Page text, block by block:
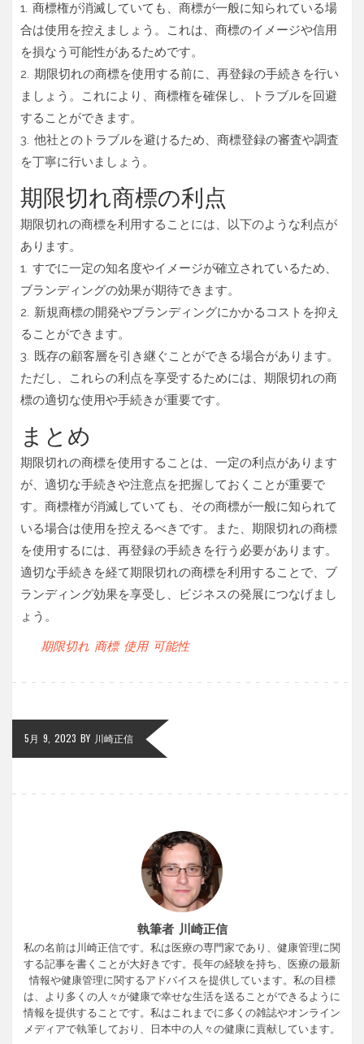
1. 商標権が消滅していても、商標が一般に知られている場
合は使用を控えましょう。これは、商標のイメージや信用
を損なう可能性があるためです。
2. 期限切れの商標を使用する前に、再登録の手続きを行い
ましょう。これにより、商標権を確保し、トラブルを回避
することができます。
3. 他社とのトラブルを避けるため、商標登録の審査や調査
を丁寧に行いましょう。
期限切れ商標の利点
期限切れの商標を利用することには、以下のような利点が
あります。
1. すでに一定の知名度やイメージが確立されているため、
ブランディングの効果が期待できます。
2. 新規商標の開発やブランディングにかかるコストを抑え
ることができます。
3. 既存の顧客層を引き継ぐことができる場合があります。
ただし、これらの利点を享受するためには、期限切れの商
標の適切な使用や手続きが重要です。
まとめ
期限切れの商標を使用することは、一定の利点があります
が、適切な手続きや注意点を把握しておくことが重要で
す。商標権が消滅していても、その商標が一般に知られて
いる場合は使用を控えるべきです。また、期限切れの商標
を使用するには、再登録の手続きを行う必要があります。
適切な手続きを経て期限切れの商標を利用することで、ブ
ランディング効果を享受し、ビジネスの発展につなげまし
ょう。
期限切れ 商標 使用 可能性
5月 9, 2023 BY 川崎正信
執筆者 川崎正信
私の名前は川崎正信です。私は医療の専門家であり、健康管理に関
する記事を書くことが大好きです。長年の経験を持ち、医療の最新
情報や健康管理に関するアドバイスを提供しています。私の目標
は、より多くの人々が健康で幸せな生活を送ることができるように
情報を提供することです。私はこれまでに多くの雑誌やオンライン
メディアで執筆しており、日本中の人々の健康に貢献しています。